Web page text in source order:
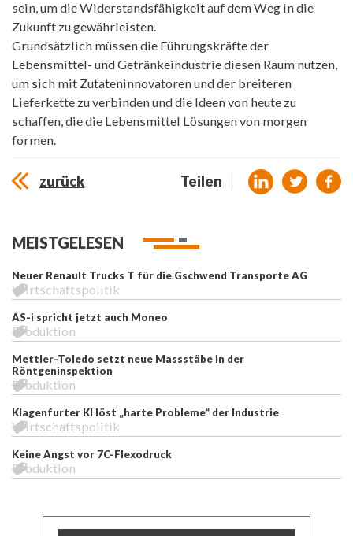
sein, um die Widerstandsfähigkeit auf dem Weg in die
Zukunft zu gewährleisten.
Grundsätzlich müssen die Führungskräfte der
Lebensmittel- und Getränkeindustrie diesen Raum nutzen,
um sich mit Zutateninnovatoren und der breiteren
Lieferkette zu verbinden und die Ideen von heute zu
schaffen, die die Lebensmittel Lösungen von morgen
formen.
zurück Teilen
MEISTGELESEN
Neuer Renault Trucks T für die Gschwend Transporte AG
Wirtschaftspolitik
AS-i spricht jetzt auch Moneo
Produktion
Mettler-Toledo setzt neue Massstäbe in der
Röntgeninspektion
Produktion
Klagenfurter KI löst „harte Probleme“ der Industrie
Wirtschaftspolitik
Keine Angst vor 7C-Flexodruck
Produktion